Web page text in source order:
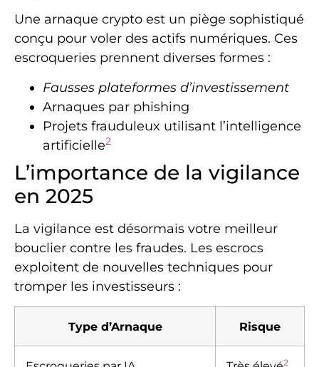
Une arnaque crypto est un piège sophistiqué
conçu pour voler des actifs numériques. Ces
escroqueries prennent diverses formes :
Fausses plateformes d’investissement
Arnaques par phishing
Projets frauduleux utilisant l’intelligence
artificielle2
L’importance de la vigilance
en 2025
La vigilance est désormais votre meilleur
bouclier contre les fraudes. Les escrocs
exploitent de nouvelles techniques pour
tromper les investisseurs :
Type d’Arnaque Risque
2